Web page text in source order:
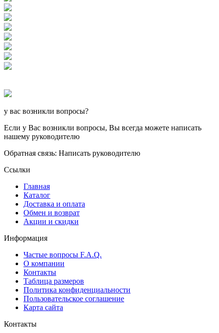
у вас возникли вопросы?
Если у Вас возникли вопросы, Вы всегда можете написать
нашему руководителю
Обратная связь: Написать руководителю
Ссылки
Главная
Каталог
Доставка и оплата
Обмен и возврат
Акции и скидки
Информация
Частые вопросы F.A.Q.
О компании
Контакты
Таблица размеров
Политика конфиденциальности
Пользовательское соглашение
Карта сайта
Контакты